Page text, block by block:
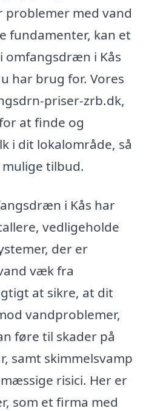
problemer med vand
fundamenter, kan et
omfangsdræn i Kås
har brug for. Vores
priser-zrb.dk,
at finde og
i dit lokalområde, så
tilbud.
i Kås har
vedligeholde
der er
væk fra
at sikre, at dit
vandproblemer,
føre til skader på
samt skimmelsvamp
risici. Her er
som et firma med